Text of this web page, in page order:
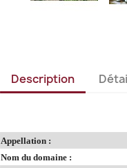
Description
Appellation :
Nom du domaine :